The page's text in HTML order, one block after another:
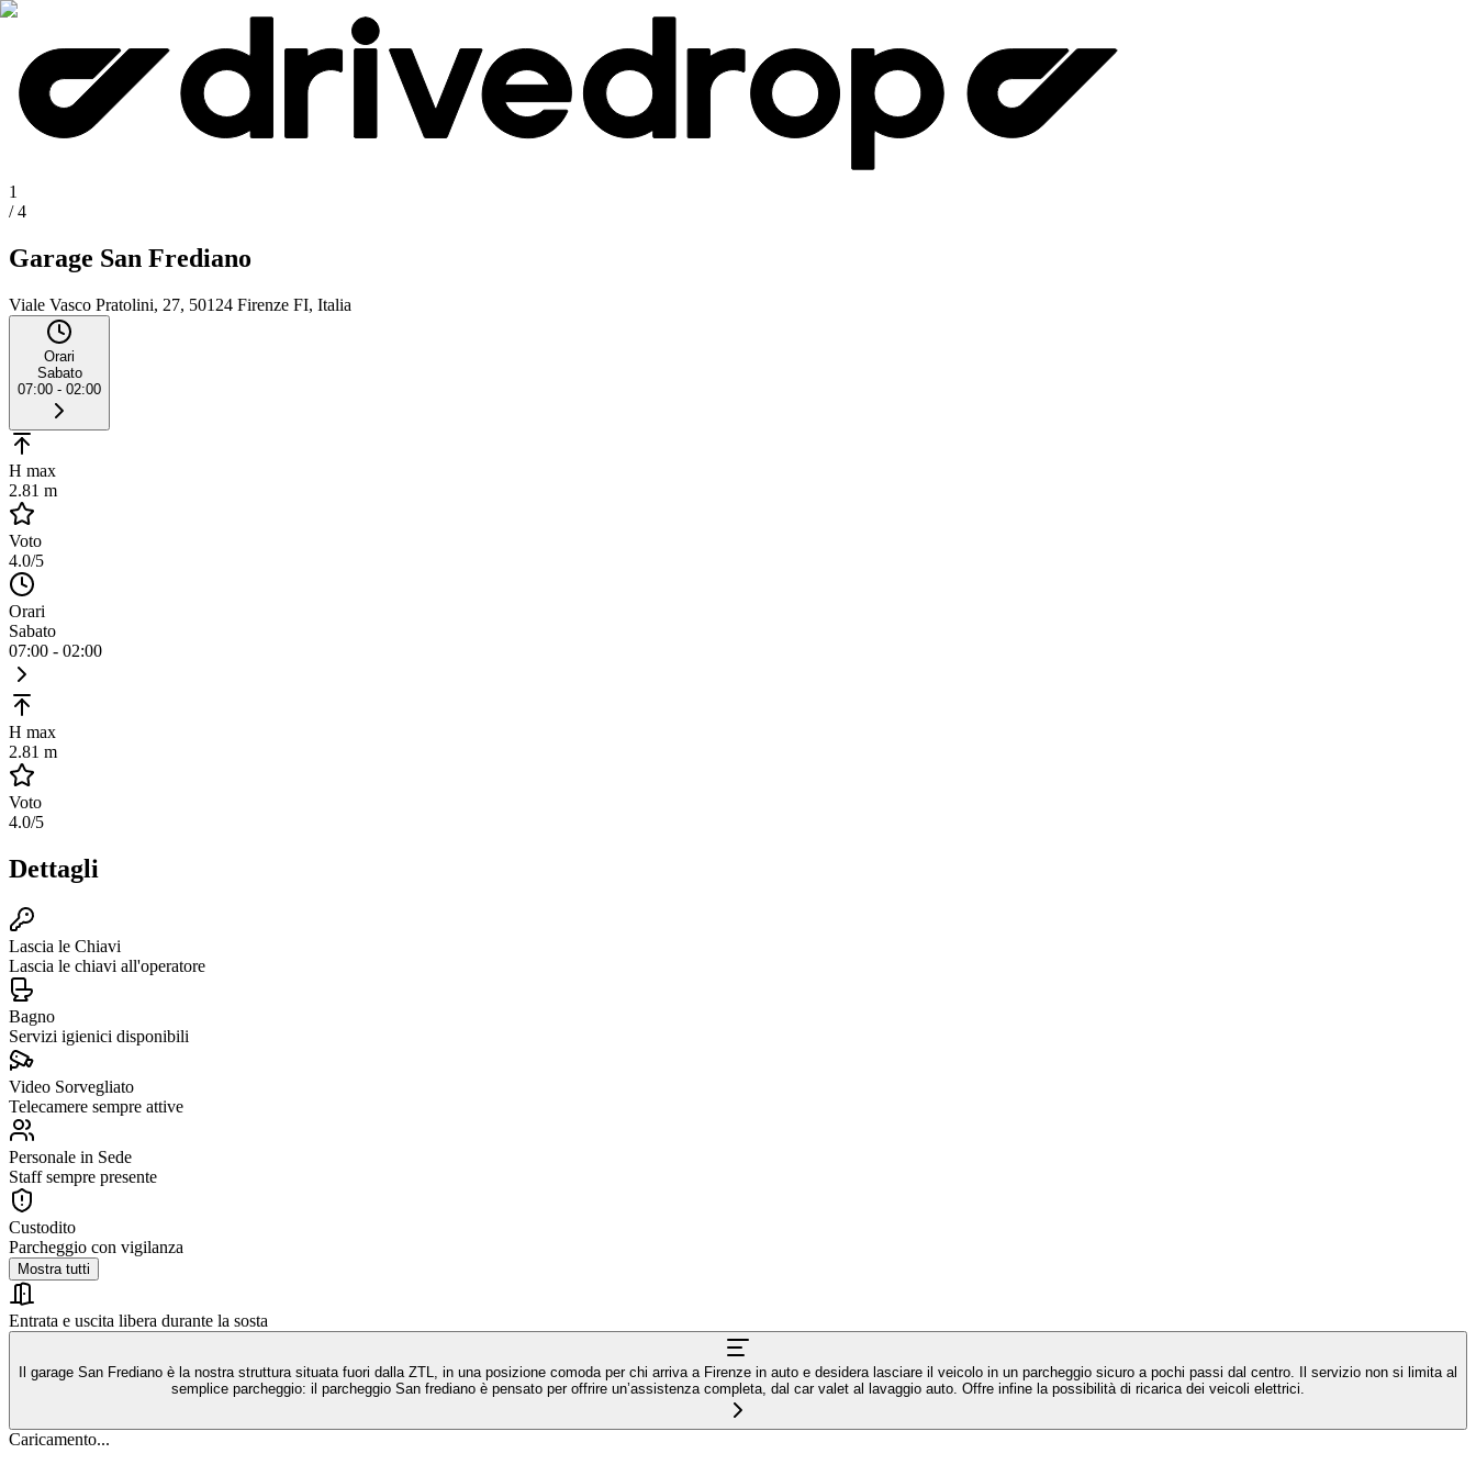
1
/4
Garage San Frediano
Viale Vasco Pratolini, 27, 50124 Firenze FI, Italia
Orari
Sabato
07:00 - 02:00
H max
2.81 m
Voto
4.0/5
Orari
Sabato
07:00 - 02:00
H max
2.81 m
Voto
4.0/5
Dettagli
Lascia le Chiavi
Lascia le chiavi all'operatore
Bagno
Servizi igienici disponibili
Video Sorvegliato
Telecamere sempre attive
Personale in Sede
Staff sempre presente
Custodito
Parcheggio con vigilanza
Mostra tutti
Entrata e uscita libera durante la sosta
Il garage San Frediano è la nostra struttura situata fuori dalla ZTL, in una posizione comoda per chi arriva a Firenze in auto e desidera lasciare il veicolo in un parcheggio sicuro a pochi passi dal centro. Il servizio non si limita al
semplice parcheggio: il parcheggio San frediano è pensato per offrire un’assistenza completa, dal car valet al lavaggio auto. Offre infine la possibilità di ricarica dei veicoli elettrici.
Caricamento...